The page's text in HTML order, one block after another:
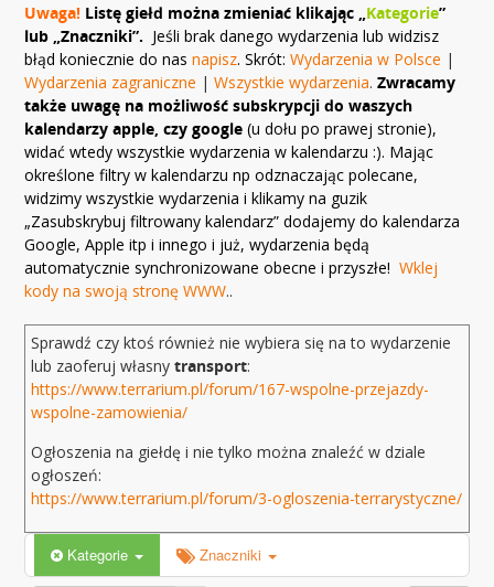
Uwaga! Listę giełd można zmieniać klikając „Kategorie”
lub „Znaczniki”. Jeśli brak danego wydarzenia lub widzisz
błąd koniecznie do nasnapisz. Skrót:Wydarzenia w Polsce |
Wydarzenia zagraniczne |Wszystkie wydarzenia.Zwracamy
także uwagę na możliwość subskrypcji do waszych
kalendarzy apple, czy google (u dołu po prawej stronie),
widać wtedy wszystkie wydarzenia w kalendarzu :). Mając
określone filtry w kalendarzu np odznaczając polecane,
widzimy wszystkie wydarzenia i klikamy na guzik
„Zasubskrybuj filtrowany kalendarz” dodajemy do kalendarza
Google, Apple itp i innego i już, wydarzenia będą
automatycznie synchronizowane obecne i przyszłe!Wklej
kody na swoją stronę WWW..
Sprawdź czy ktoś również nie wybiera się na to wydarzenie
lub zaoferuj własny transport:
https://www.terrarium.pl/forum/167-wspolne-przejazdy-
wspolne-zamowienia/
Ogłoszenia na giełdę i nie tylko można znaleźć w dziale
ogłoszeń:
https://www.terrarium.pl/forum/3-ogloszenia-terrarystyczne/
Kategorie Znaczniki